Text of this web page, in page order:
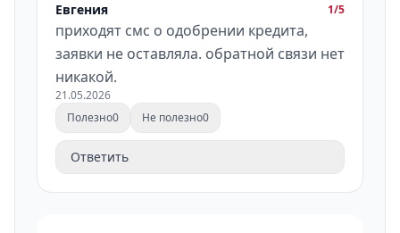
Евгения 1/5
приходят смс о одобрении кредита,
заявки не оставляла. обратной связи нет
никакой.
21.05.2026
Полезно0 Не полезно0
Ответить